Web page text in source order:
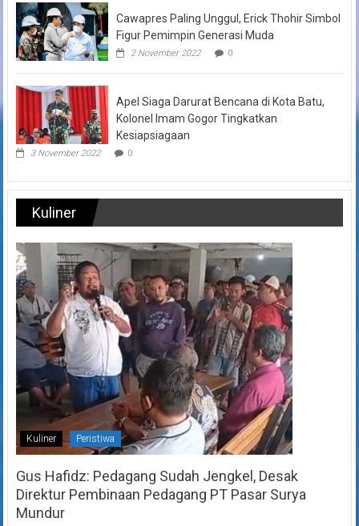
Cawapres Paling Unggul, Erick Thohir Simbol
Figur Pemimpin Generasi Muda
2 November 2022 0
Apel Siaga Darurat Bencana di Kota Batu,
Kolonel Imam Gogor Tingkatkan
Kesiapsiagaan
3 November 2022 0
Kuliner
Kuliner Peristiwa
Gus Hafidz: Pedagang Sudah Jengkel, Desak
Direktur Pembinaan Pedagang PT Pasar Surya
Mundur